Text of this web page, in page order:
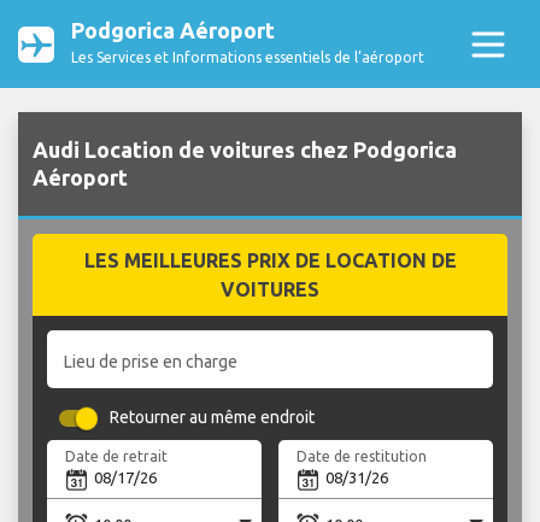
Podgorica Aéroport
Les Services et Informations essentiels de l’aéroport
Audi Location de voitures chez Podgorica
Aéroport
LES MEILLEURES PRIX DE LOCATION DE
VOITURES
Lieu de prise en charge
Retourner au même endroit
Date de retrait Date de restitution